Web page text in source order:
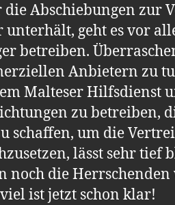
Abschiebungen zur
unterhält, geht es vor
betreiben.
Anbietern zu
Malteser Hilfsdienst
zu betreiben,
schaffen, um die
lässt sehr tief
noch die
ist jetzt schon klar!